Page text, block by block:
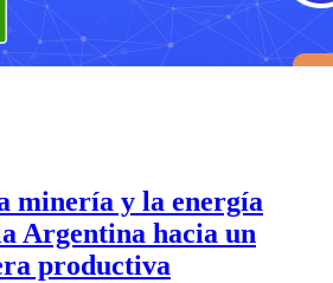
minería y la energía
Argentina hacia un
productiva